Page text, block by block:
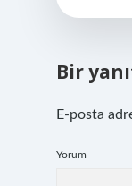
Bir
E-posta
Yorum